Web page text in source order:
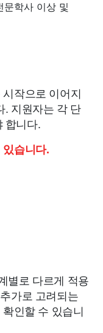
문학사 이상 및
작으로 이어지
. 지원자는 각 단
합니다.
습니다.
별로 다르게 적용
가로 고려되는
인할 수 있습니